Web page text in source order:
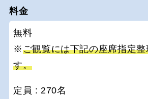
料金
無料
※ご観覧には下記の座席指定
す。
定員 : 270名